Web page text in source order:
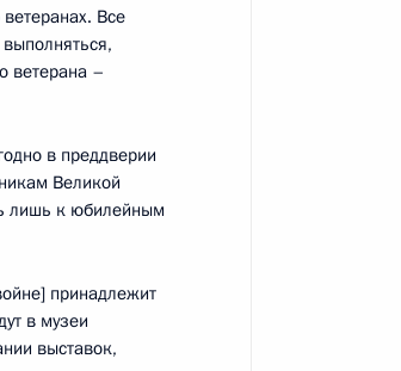
Все
ветерана –
в преддверии
Великой
лишь к юбилейным
принадлежит
в музеи
выставок,